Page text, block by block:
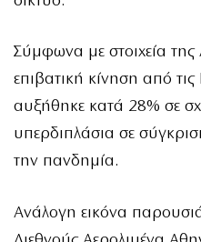
Σύμφωνα με στοιχεία
επιβατική κίνηση από
αυξήθηκε κατά 28% σε
υπερδιπλάσια σε
την πανδημία.
Ανάλογη εικόνα